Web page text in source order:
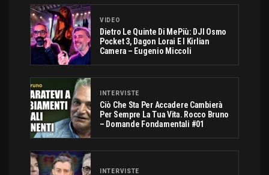
VIDEO
Dietro Le Quinte Di MePiù: DJI Osmo
Pocket 3, Dagon Lorai E I Kirlian
Camera – Eugenio Miccoli
INTERVISTE
Ciò Che Sta Per Accadere Cambierà
Per Sempre La Tua Vita. Rocco Bruno
– Domande Fondamentali #01
INTERVISTE